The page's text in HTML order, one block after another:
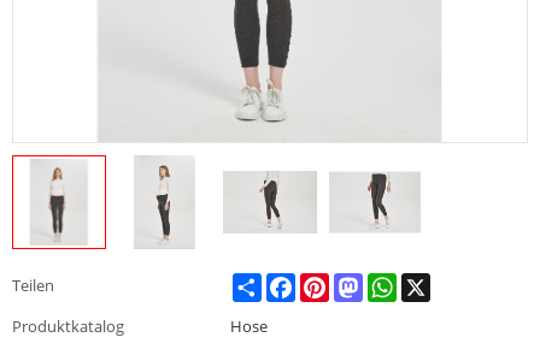
Teilen ShareFacebookPinterestMastodonWhatsApp
Produktkatalog
Hose